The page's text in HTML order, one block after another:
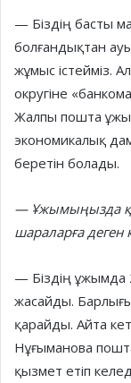
— Біздің басты
болғандықтан
жұмыс істейміз.
округіне
Жалпы пошта
экономикалық
беретін болады.
— Ұжымыңызда
шараларға деген
— Біздің ұжымда
жасайды.
қарайды. Айта
Нұғыманова
қызмет етіп